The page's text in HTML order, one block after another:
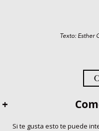
Texto:
+
Si te gusta esto te puede